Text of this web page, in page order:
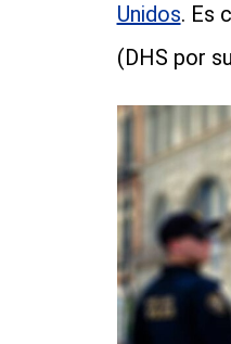
Unidos. Es
(DHS por